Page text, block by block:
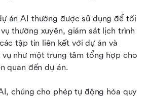
án AI thường được sử dụng để tối
thường xuyên, giám sát lịch trình
tập tin liên kết với dự án và
vụ như một trung tâm tổng hợp cho
quan đến dự án.
chúng cho phép tự động hóa quy